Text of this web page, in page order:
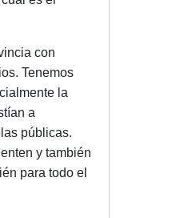
con
Tenemos
la
a
públicas.
y también
para todo el